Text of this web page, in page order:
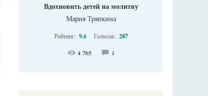
Вдохновить детей на молитву
Мария Тряпкина
Рейтинг: 9.6 Голосов: 287
4 765 1